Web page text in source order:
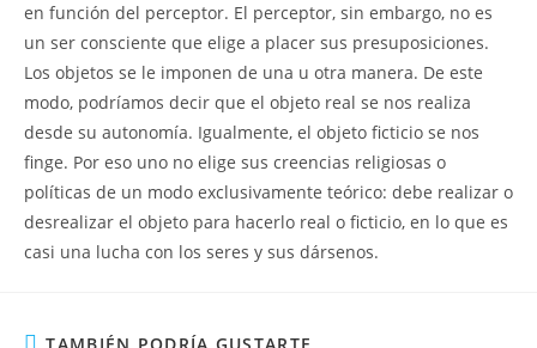
en función del perceptor. El perceptor, sin embargo, no es
un ser consciente que elige a placer sus presuposiciones.
Los objetos se le imponen de una u otra manera. De este
modo, podríamos decir que el objeto real se nos realiza
desde su autonomía. Igualmente, el objeto ficticio se nos
finge. Por eso uno no elige sus creencias religiosas o
políticas de un modo exclusivamente teórico: debe realizar o
desrealizar el objeto para hacerlo real o ficticio, en lo que es
casi una lucha con los seres y sus dársenos.